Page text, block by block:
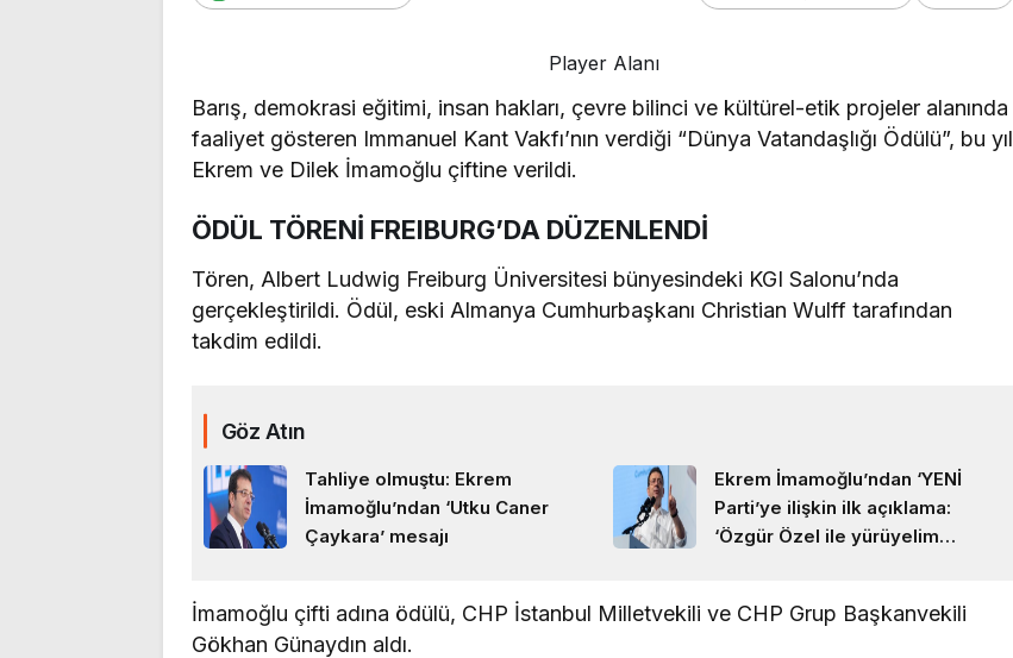
Player Alanı
Barış, demokrasi eğitimi, insan hakları, çevre bilinci ve kültürel-etik projeler alanında
faaliyet gösteren Immanuel Kant Vakfı’nın verdiği “Dünya Vatandaşlığı Ödülü”, bu yıl
Ekrem ve Dilek İmamoğlu çiftine verildi.
ÖDÜL TÖRENİ FREIBURG’DA DÜZENLENDİ
Tören, Albert Ludwig Freiburg Üniversitesi bünyesindeki KGI Salonu’nda
gerçekleştirildi. Ödül, eski Almanya Cumhurbaşkanı Christian Wulff tarafından
takdim edildi.
Göz Atın
Tahliye olmuştu: Ekrem
İmamoğlu’ndan ‘Utku Caner
Çaykara’ mesajı
Ekrem İmamoğlu’ndan ‘YENİ
Parti’ye ilişkin ilk açıklama:
‘Özgür Özel ile yürüyelim
İmamoğlu çifti adına ödülü, CHP İstanbul Milletvekili ve CHP Grup Başkanvekili
Gökhan Günaydın aldı.